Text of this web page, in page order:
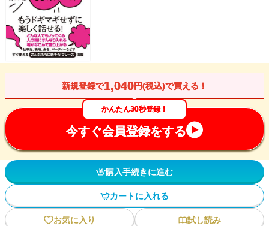
新規登録で1,040円(税込)で買える！
かんたん30秒登録！
今すぐ会員登録をする
購入手続きに進む
カートに入れる
お気に入り 試し読み